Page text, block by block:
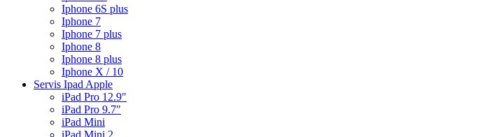
Iphone 6S plus
Iphone 7
Iphone 7 plus
Iphone 8
Iphone 8 plus
Iphone X / 10
Servis Ipad Apple
iPad Pro 12.9"
iPad Pro 9.7"
iPad Mini
iPad Mini 2